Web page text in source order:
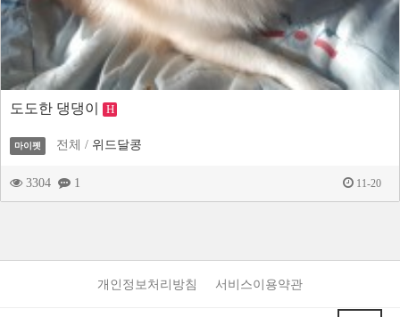
도도한 댕댕이 H
마이펫 전체 / 위드달콩
3304 1 11-20
개인정보처리방침 서비스이용약관